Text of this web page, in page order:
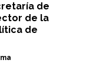
de
de la
de